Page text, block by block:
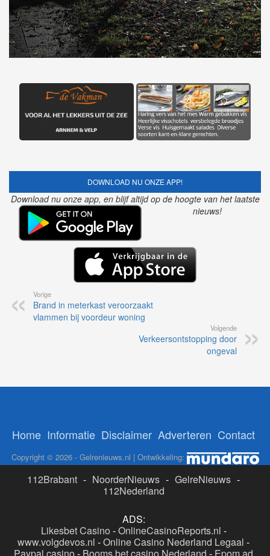
DOWNLOAD NU ONZE APP!
Download nu onze app, en blijf altijd op de hoogte van het laatste
nieuws!
Vorige
Brand in meterkast veroorzaakt
vlammen bij voordeur woning
Volgende
Verkeersontstopping door
ongeval
Home Informatie Disclaimer Adverteren Contact
Copyright © 2026 - Gelrenieuws.nl | Ontwikkeling:
112Brabant - NoorderNieuws - GelreNieuws -
112Nederland
ADS:
Likesbet Casino -OnlineCasinoReports.nl -
www.volgdevos.nl -Online Casino Nederland Legaal -